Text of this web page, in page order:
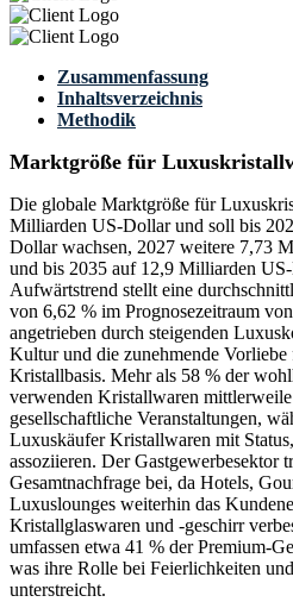
Zusammenfassung
Inhaltsverzeichnis
Methodik
Marktgröße für
Die globale Marktgröße für
Milliarden US-Dollar und soll bis
Dollar wachsen, 2027 weitere 7,73
und bis 2035 auf 12,9 Milliarden
Aufwärtstrend stellt eine
von 6,62 % im Prognosezeitraum
angetrieben durch steigenden
Kultur und die zunehmende Vorliebe
Kristallbasis. Mehr als 58 % der
verwenden Kristallwaren
gesellschaftliche Veranstaltungen,
Luxuskäufer Kristallwaren mit
assoziieren. Der Gastgewerbesektor
Gesamtnachfrage bei, da Hotels,
Luxuslounges weiterhin das
Kristallglaswaren und -geschirr
umfassen etwa 41 % der Premium-
was ihre Rolle bei Feierlichkeiten
unterstreicht.